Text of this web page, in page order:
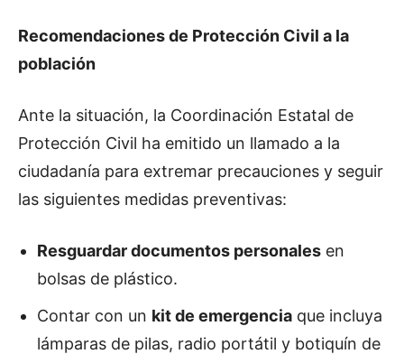
Recomendaciones de Protección Civil a la
población
Ante la situación, la Coordinación Estatal de
Protección Civil ha emitido un llamado a la
ciudadanía para extremar precauciones y seguir
las siguientes medidas preventivas:
Resguardar documentos personales en
bolsas de plástico.
Contar con un kit de emergencia que incluya
lámparas de pilas, radio portátil y botiquín de